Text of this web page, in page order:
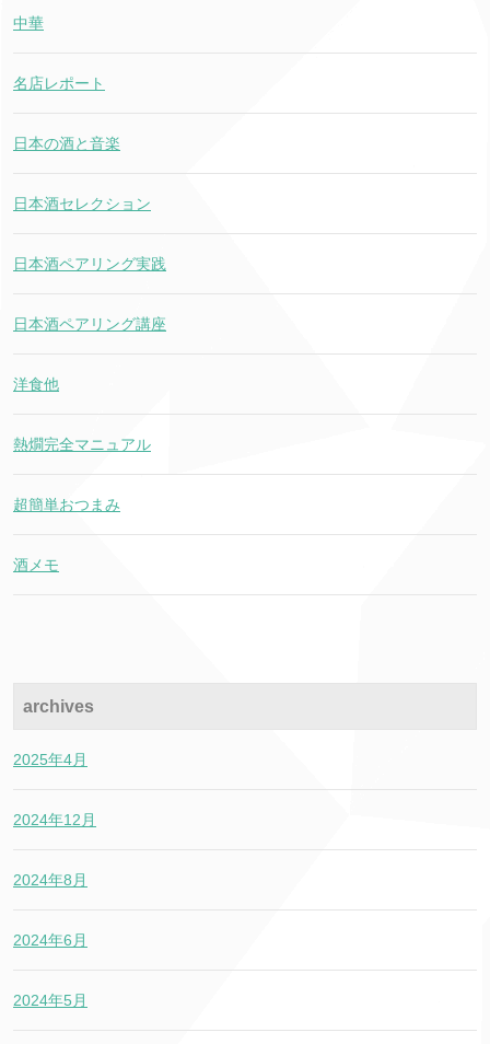
中華
名店レポート
日本の酒と音楽
日本酒セレクション
日本酒ペアリング実践
日本酒ペアリング講座
洋食他
熱燗完全マニュアル
超簡単おつまみ
酒メモ
archives
2025年4月
2024年12月
2024年8月
2024年6月
2024年5月